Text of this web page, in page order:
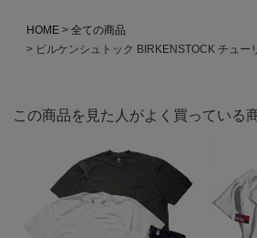
HOME
全ての商品
ビルケンシュトック BIRKENSTOCK チュー
この商品を見た人がよく買っている